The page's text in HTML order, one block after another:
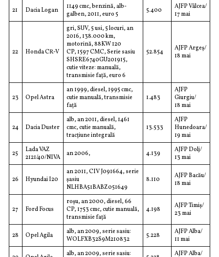
21 Dacia Logan
1149 cmc, benzină, alb-
galben, 2011, euro 5
5.400
AJFP Vâlcea/
17 mai
22 Honda CR-V
gri, SUV, 5 usi, 5 locuri, an
2016, 138.000 km,
motorină, 88KW 120
CP, 1597 CMC, Serie sasiu
SHSRE6740GU201915,
cutie viteze: manuală,
transmisie față, euro 6
52.854
AJFP Argeș/
18 mai
23 Opel Astra
an 1999, diesel, 1995 cmc,
cutie manuală, transmisie
față
1.483
AJFP
Giurgiu/
18 mai
24 Dacia Duster
alb, an 2011, diesel, 1461
cmc, cutie manuală,
tracțiune integrală
13.533
AJFP
Hunedoara/
19 mai
25
Lada VAZ
2121/40/NIVA
an 2006, 4.139
AJFP Dolj/
13 mai
26 Hyundai I20
an 2011, CIV J091664, serie
șasiu
NLHBA51BABZ051649
8.110
AJFP Bacău/
18 mai
27 Ford Focus
roșu, an 2000, diesel, 66
CP, 1753 cmc, cutie manuală,
transmisie față
4.198
AJFP Timiș/
23 mai
28 Opel Agila
alb, an 2009, serie sasiu:
WOLFXB32S9M210832
5.228
AJFP Alba/
11 mai
alb, an 2009, serie sasiu:
AJFP Alba/